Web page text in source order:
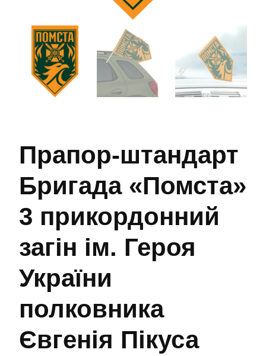
Прапор-штандарт
Бригада «Помста»
3 прикордонний
загін ім. Героя
України
полковника
Євгенія Пікуса